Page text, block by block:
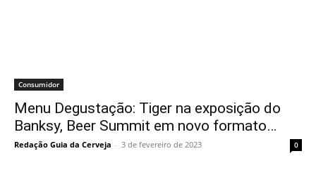
Consumidor
Menu Degustação: Tiger na exposição do
Banksy, Beer Summit em novo formato…
Redação Guia da Cerveja - 3 de fevereiro de 2023 0